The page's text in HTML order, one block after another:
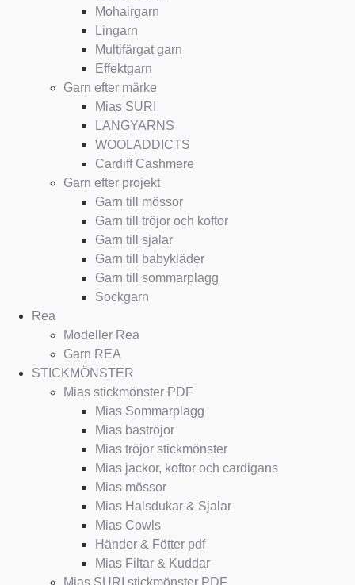
Mohairgarn
Lingarn
Multifärgat garn
Effektgarn
Garn efter märke
Mias SURI
LANGYARNS
WOOLADDICTS
Cardiff Cashmere
Garn efter projekt
Garn till mössor
Garn till tröjor och koftor
Garn till sjalar
Garn till babykläder
Garn till sommarplagg
Sockgarn
Rea
Modeller Rea
Garn REA
STICKMÖNSTER
Mias stickmönster PDF
Mias Sommarplagg
Mias baströjor
Mias tröjor stickmönster
Mias jackor, koftor och cardigans
Mias mössor
Mias Halsdukar & Sjalar
Mias Cowls
Händer & Fötter pdf
Mias Filtar & Kuddar
Mias SURI stickmönster PDF